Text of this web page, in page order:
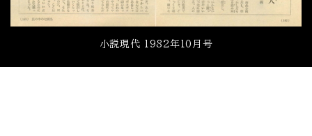
小説現代 1982年10月号